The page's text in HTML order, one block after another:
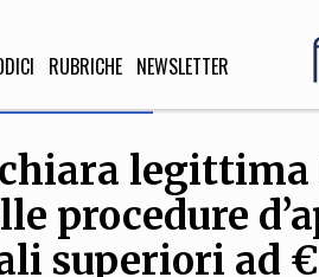
RUBRICHE NEWSLETTER
SOCIETÀ
Attualità,
Lavoro, Esteri
legittima
procedure
superiori ad